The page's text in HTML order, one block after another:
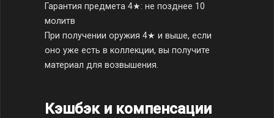
Гарантия предмета 4★: не позднее 10
молитв
При получении оружия 4★ и выше, если
оно уже есть в коллекции, вы получите
материал для возвышения.
Кэшбэк и компенсации